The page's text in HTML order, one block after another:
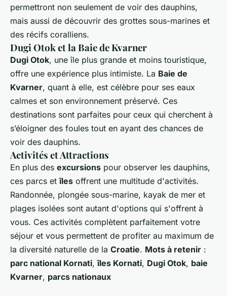
permettront non seulement de voir des dauphins,
mais aussi de découvrir des grottes sous-marines et
des récifs coralliens.
Dugi Otok et la Baie de Kvarner
Dugi Otok, une île plus grande et moins touristique,
offre une expérience plus intimiste. La Baie de
Kvarner, quant à elle, est célèbre pour ses eaux
calmes et son environnement préservé. Ces
destinations sont parfaites pour ceux qui cherchent à
s’éloigner des foules tout en ayant des chances de
voir des dauphins.
Activités et Attractions
En plus des excursions pour observer les dauphins,
ces parcs etîles offrent une multitude d'activités.
Randonnée, plongée sous-marine, kayak de mer et
plages isolées sont autant d'options qui s'offrent à
vous. Ces activités complètent parfaitement votre
séjour et vous permettent de profiter au maximum de
la diversité naturelle de la Croatie. Mots à retenir :
parc national Kornati,îles Kornati, Dugi Otok, baie
Kvarner, parcs nationaux